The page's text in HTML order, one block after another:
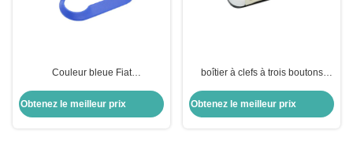
Couleur bleue Fiat
clé à 3 boutons Flip Remote Key
Shell Protective 2pcs Housing
Obtenez le meilleur prix
boîtier à clefs à trois boutons
Highlander
Obtenez le meilleur prix